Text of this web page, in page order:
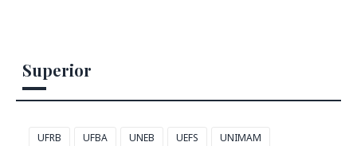
Superior
UFRB UFBA UNEB UEFS UNIMAM